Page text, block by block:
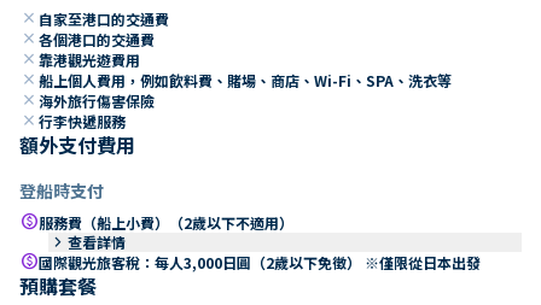
close 自家至港口的交通費
close 各個港口的交通費
close 靠港觀光遊費用
close 船上個人費用，例如飲料費、賭場、商店、Wi-Fi、SPA、洗衣等
close 海外旅行傷害保險
close 行李快遞服務
額外支付費用
登船時支付
paid服務費（船上小費）（2歲以下不適用）
keyboard_arrow_right 查看詳情
paid國際觀光旅客稅：每人3,000日圓（2歲以下免徵） ※僅限從日本出發
預購套餐